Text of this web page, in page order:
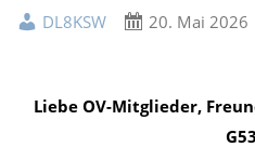
DL8KSW 20. Mai 2026
Liebe OV-Mitglieder,